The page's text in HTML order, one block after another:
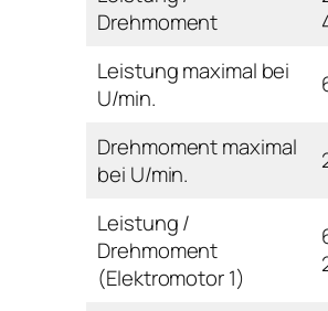
Drehmoment
Leistung maximal bei
U/min.
Drehmoment maximal
bei U/min.
Leistung /
Drehmoment
(Elektromotor 1)